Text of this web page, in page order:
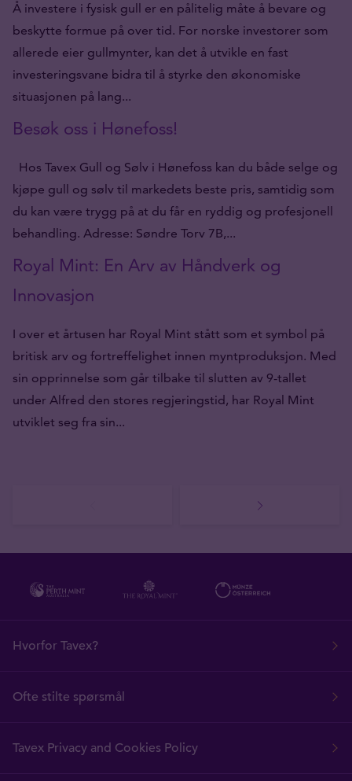
Å investere i fysisk gull er en pålitelig måte å bevare og
beskytte formue på over tid. For norske investorer som
allerede eier gullmynter, kan det å utvikle en fast
investeringsvane bidra til å styrke den økonomiske
situasjonen på lang...
Besøk oss i Hønefoss!
Hos Tavex Gull og Sølv i Hønefoss kan du både selge og
kjøpe gull og sølv til markedets beste pris, samtidig som
du kan være trygg på at du får en ryddig og profesjonell
behandling. Adresse: Søndre Torv 7B,...
Royal Mint: En Arv av Håndverk og
Innovasjon
I over et årtusen har Royal Mint stått som et symbol på
britisk arv og fortreffelighet innen myntproduksjon. Med
sin opprinnelse som går tilbake til slutten av 9-tallet
under Alfred den stores regjeringstid, har Royal Mint
utviklet seg fra sin...
Hvorfor Tavex?
Ofte stilte spørsmål
Tavex Privacy and Cookies Policy